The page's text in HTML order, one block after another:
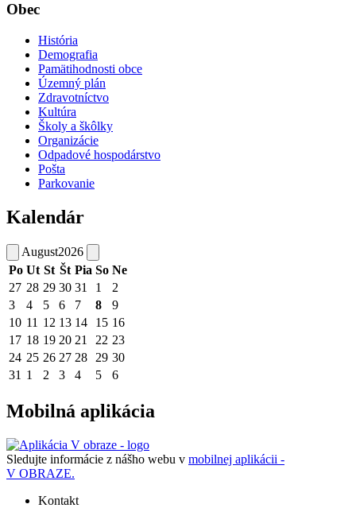
Obec
História
Demografia
Pamätihodnosti obce
Územný plán
Zdravotníctvo
Kultúra
Školy a škôlky
Organizácie
Odpadové hospodárstvo
Pošta
Parkovanie
Kalendár
August2026
Po Ut St Št Pia So Ne
27 28 29 30 31 1
2
3
4 5 6 7 8
9
10 11 12 13 14 15 16
17 18 19 20 21 22 23
24 25 26 27 28 29 30
31 1 2 3 4 5 6
Mobilná aplikácia
Sledujte informácie z nášho webu v mobilnej aplikácii -
V OBRAZE.
Kontakt